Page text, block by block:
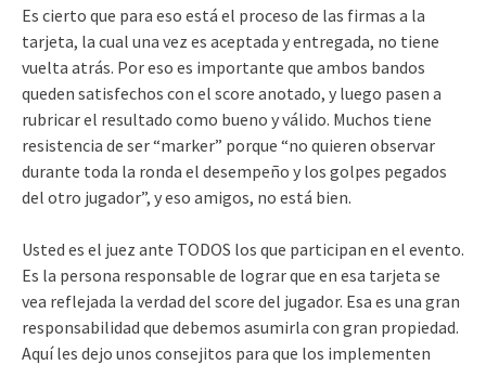
Es cierto que para eso está el proceso de las firmas a la
tarjeta, la cual una vez es aceptada y entregada, no tiene
vuelta atrás. Por eso es importante que ambos bandos
queden satisfechos con el score anotado, y luego pasen a
rubricar el resultado como bueno y válido. Muchos tiene
resistencia de ser “marker” porque “no quieren observar
durante toda la ronda el desempeño y los golpes pegados
del otro jugador”, y eso amigos, no está bien.
Usted es el juez ante TODOS los que participan en el evento.
Es la persona responsable de lograr que en esa tarjeta se
vea reflejada la verdad del score del jugador. Esa es una gran
responsabilidad que debemos asumirla con gran propiedad.
Aquí les dejo unos consejitos para que los implementen